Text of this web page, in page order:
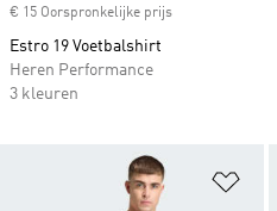
€ 15 Oorspronkelijke prijs
Estro 19 Voetbalshirt
Heren Performance
3 kleuren